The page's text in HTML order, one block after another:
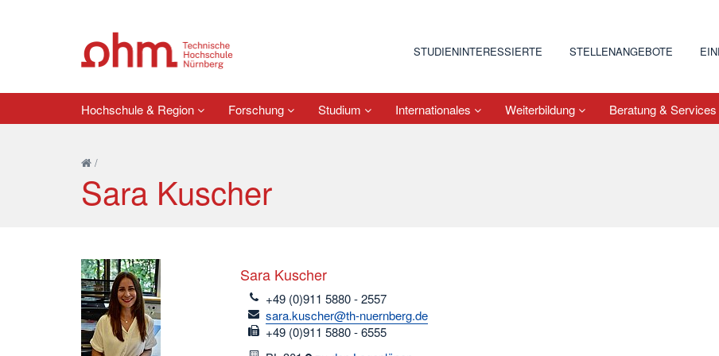
STUDIENINTERESSIERTE STELLENANGEBOTE
Hochschule & Region Forschung Studium Internationales Weiterbildung Beratung & Services
/
Sara Kuscher
Sara Kuscher
telefon
+49 (0)911 5880 - 2557
email
sara.kuscher@th-nuernberg.de
fax
+49 (0)911 5880 - 6555